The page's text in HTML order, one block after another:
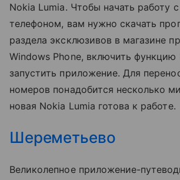
Nokia Lumia. Чтобы начать работу
телефоном, вам нужно скачать
раздела эксклюзивов в магазине
Windows Phone, включить функцию
запустить приложение. Для
номеров понадобится несколько
новая Nokia Lumia готова к работе.
Шереметьево
Великолепное приложение-